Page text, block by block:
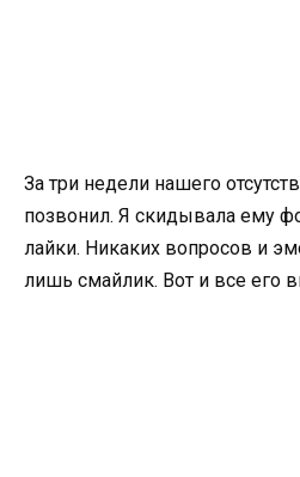
За три недели нашего
позвонил. Я скидывала ему
лайки. Никаких вопросов и
лишь смайлик. Вот и все его